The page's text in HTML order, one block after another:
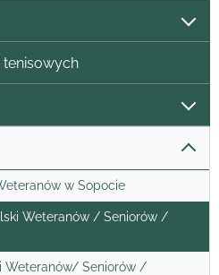
w Sopocie
Weteranów / Seniorów /
Weteranów/ Seniorów /